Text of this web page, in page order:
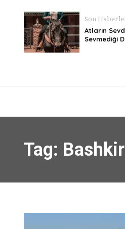
Son
Atların
Sevmediği
Tag: